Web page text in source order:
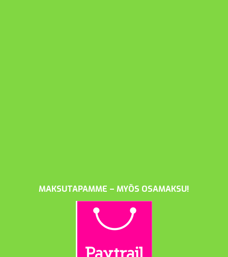
MAKSUTAPAMME – MYÖS OSAMAKSU!